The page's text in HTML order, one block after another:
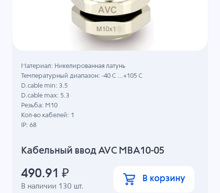
Кабельный ввод AVC MBA10-05
В наличии 130 шт.
Материал: Никелированная латунь
Температурный диапазон: -40 C ...+105 C
D.cable min: 3.5
D.cable max: 5.3
Резьба: M10
Кол-во кабелей: 1
IP: 68
490.91 ₽ В корзину